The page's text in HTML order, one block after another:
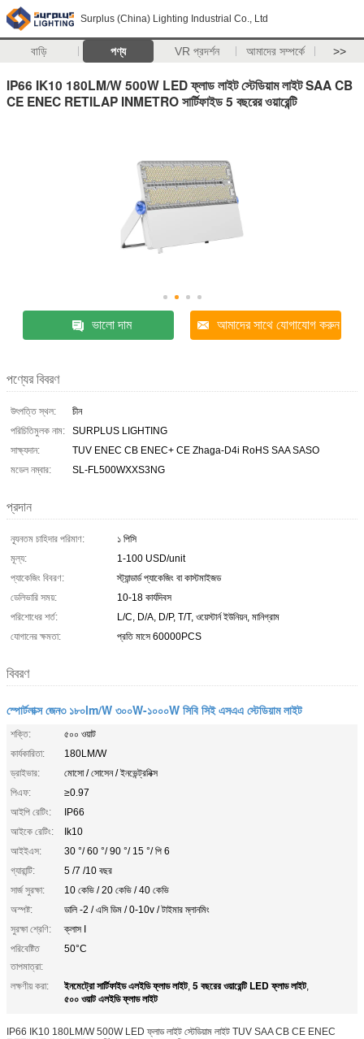
Surplus (China) Lighting Industrial Co., Ltd
বাড়ি পণ্য VR প্রদর্শন আমাদের সম্পর্কে >>
IP66 IK10 180LM/W 500W LED ফ্লাড লাইট স্টেডিয়াম লাইট SAA CB
CE ENEC RETILAP INMETRO সার্টিফাইড 5 বছরের ওয়ারেন্টি
ভালো দাম আমাদের সাথে যোগাযোগ করুন
পণ্যের বিবরণ
উৎপত্তি স্থল:
চীন
পরিচিতিমুলক নাম:
SURPLUS LIGHTING
সাক্ষ্যদান:
TUV ENEC CB ENEC+ CE Zhaga-D4i RoHS SAA SASO
মডেল নম্বার:
SL-FL500WXXS3NG
প্রদান
ন্যূনতম চাহিদার পরিমাণ:
১ পিসি
মূল্য:
1-100 USD/unit
প্যাকেজিং বিবরণ:
স্ট্যান্ডার্ড প্যাকেজিং বা কাস্টমাইজড
ডেলিভারি সময়:
10-18 কার্যদিবস
পরিশোধের শর্ত:
L/C, D/A, D/P, T/T, ওয়েস্টার্ন ইউনিয়ন, মানিগ্রাম
যোগানের ক্ষমতা:
প্রতি মাসে 60000PCS
বিবরণ
স্পোর্টলাক্স জেন৩ ১৮০lm/W ৩০০W-১০০০W সিবি সিই এসএএ স্টেডিয়াম লাইট
শক্তি:
৫০০ ওয়াট
কার্যকারিতা:
180LM/W
ড্রাইভার:
মোসো / সোসেন / ইনভেন্ট্রনিক্স
পিএফ:
≥0.97
আইপি রেটিং:
IP66
আইকে রেটিং:
Ik10
আইইএস:
30 °/ 60 °/ 90 °/ 15 °/ পি 6
গ্যারান্টি:
5 /7 /10 বছর
সার্জ সুরক্ষা:
10 কেভি / 20 কেভি / 40 কেভি
অস্পষ্ট:
ডালি -2 / এসি ডিম / 0-10v / টাইমার ম্লানমিং
সুরক্ষা শ্রেণি:
ক্লাস I
পরিবেষ্টিত
তাপমাত্রা:
50°C
লক্ষণীয় করা: ইনমেট্রো সার্টিফাইড এলইডি ফ্লাড লাইট, 5 বছরের ওয়ারেন্টি LED ফ্লাড লাইট,
৫০০ ওয়াট এলইডি ফ্লাড লাইট
IP66 IK10 180LM/W 500W LED ফ্লাড লাইট স্টেডিয়াম লাইট TUV SAA CB CE ENEC